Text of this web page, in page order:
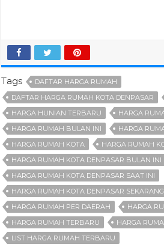
Tags
DAFTAR HARGA RUMAH
DAFTAR HARGA RUMAH KOTA DENPASAR
HARGA HUNIAN TERBARU
HARGA
HARGA RUMAH BULAN INI
HARGA
HARGA RUMAH KOTA
HARGA RUMAH
HARGA RUMAH KOTA DENPASAR BULAN INI
HARGA RUMAH KOTA DENPASAR SAAT INI
HARGA RUMAH KOTA DENPASAR SEKARANG
HARGA RUMAH PER DAERAH
HARGA
HARGA RUMAH TERBARU
HARGA
LIST HARGA RUMAH TERBARU